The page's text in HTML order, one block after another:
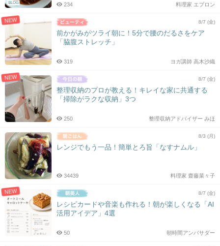
BLOG 料理家 エプロン
234
NEW 8/7 (金)
前かがみがツライ朝に！5分で腰のだるさをケア
「脇腹ストレッチ」
ヨガ講師 高木沙織
319
NEW 8/7 (金)
整理収納のプロが教える！キレイな家に共通する
「掃除がラクな収納」3つ
整理収納アドバイザー みほ
250
8/3 (月)
レンジでもう一品！簡単とろ旨「なすナムル」
料理家 齋藤菜々子
34439
NEW 8/7 (金)
レシピカードや音楽も作れる！朝が楽しくなる「AI
活用アイデア」4選
朝時間アンバサダー
50